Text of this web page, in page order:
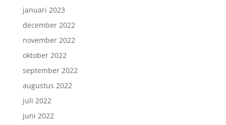
januari 2023
december 2022
november 2022
oktober 2022
september 2022
augustus 2022
juli 2022
juni 2022